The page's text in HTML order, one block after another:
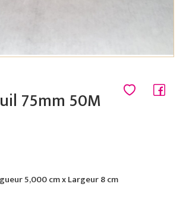
75mm 50M
5,000 cm x Largeur 8 cm